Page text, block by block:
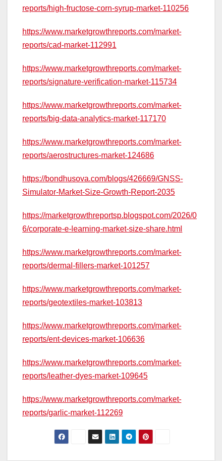
reports/high-fructose-corn-syrup-market-110256
https://www.marketgrowthreports.com/market-
reports/cad-market-112991
https://www.marketgrowthreports.com/market-
reports/signature-verification-market-115734
https://www.marketgrowthreports.com/market-
reports/big-data-analytics-market-117170
https://www.marketgrowthreports.com/market-
reports/aerostructures-market-124686
https://bondhusova.com/blogs/426669/GNSS-
Simulator-Market-Size-Growth-Report-2035
https://marketgrowthreportsp.blogspot.com/2026/0
6/corporate-e-learning-market-size-share.html
https://www.marketgrowthreports.com/market-
reports/dermal-fillers-market-101257
https://www.marketgrowthreports.com/market-
reports/geotextiles-market-103813
https://www.marketgrowthreports.com/market-
reports/ent-devices-market-106636
https://www.marketgrowthreports.com/market-
reports/leather-dyes-market-109645
https://www.marketgrowthreports.com/market-
reports/garlic-market-112269